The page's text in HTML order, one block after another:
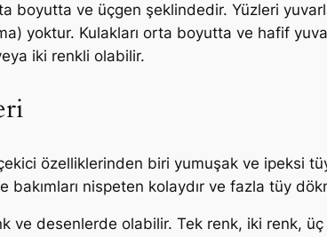
boyutta ve üçgen şeklindedir. Yüzleri
yoktur. Kulakları orta boyutta ve hafif
iki renkli olabilir.
özelliklerinden biri yumuşak ve ipeksi
bakımları nispeten kolaydır ve fazla tüy
ve desenlerde olabilir. Tek renk, iki renk,